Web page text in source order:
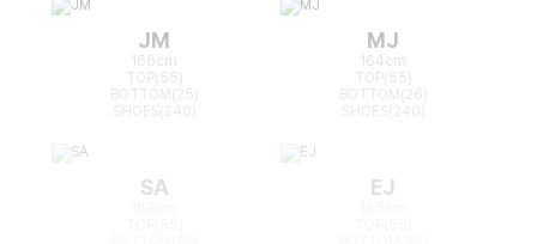
JM
166cm
TOP(55)
BOTTOM(25)
MJ
164cm
TOP(55)
BOTTOM(26)
SA EJ